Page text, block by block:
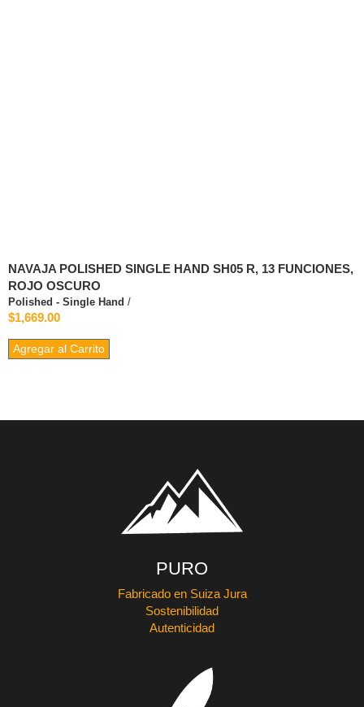
NAVAJA POLISHED SINGLE HAND SH05 R, 13 FUNCIONES,
ROJO OSCURO
Polished - Single Hand /
$1,669.00
Agregar al Carrito
PURO
Fabricado en Suiza Jura
Sostenibilidad
Autenticidad